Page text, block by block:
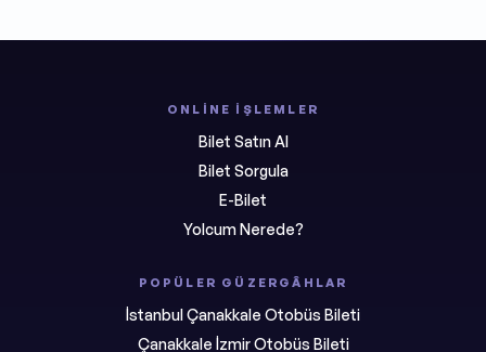
ONLINE İŞLEMLER
Bilet Satın Al
Bilet Sorgula
E-Bilet
Yolcum Nerede?
POPÜLER GÜZERGÂHLAR
İstanbul Çanakkale Otobüs Bileti
Çanakkale İzmir Otobüs Bileti